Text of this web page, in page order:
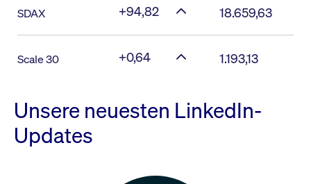
SDAX +94,82 18.659,63
Scale 30 +0,64 1.193,13
Unsere neuesten LinkedIn-
Updates